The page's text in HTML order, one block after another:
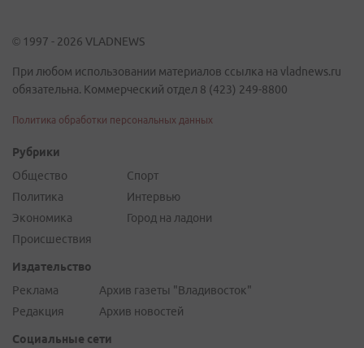
© 1997 - 2026 VLADNEWS
При любом использовании материалов ссылка на vladnews.ru
обязательна. Коммерческий отдел 8 (423) 249-8800
Политика обработки персональных данных
Рубрики
Общество
Политика
Экономика
Происшествия
Спорт
Интервью
Город на ладони
Издательство
Реклама
Редакция
Архив газеты "Владивосток"
Архив новостей
Социальные сети